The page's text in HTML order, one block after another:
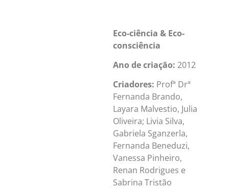
Eco-ciência & Eco-
consciência
Ano de criação:2012
Criadores: Profª Drª
Fernanda Brando,
Layara Malvestio, Julia
Oliveira; Livia Silva,
Gabriela Sganzerla,
Fernanda Beneduzi,
Vanessa Pinheiro,
Renan Rodrigues e
Sabrina Tristão